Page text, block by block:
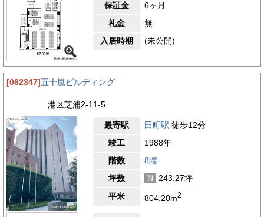
保証金
6ヶ月
礼金
無
入居時期
(未公開)
[062347]五十嵐ビルディング
港区芝浦2-11-5
最寄駅 田町駅 徒歩12分
竣工
1988年
階数
8階
坪数
N
243.27坪
平米
804.20m2